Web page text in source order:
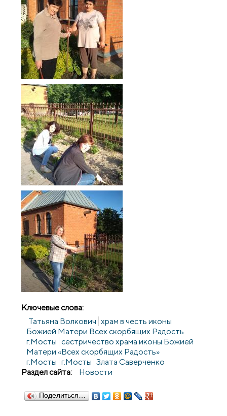
Ключевые слова:
Татьяна Волкович храм в честь иконы
Божией Матери Всех скорбящих Радость
г.Мосты сестричество храма иконы Божией
Матери «Всех скорбящих Радость»
г.Мосты г.Мосты Злата Саверченко
Раздел сайта:
Новости
Поделиться…